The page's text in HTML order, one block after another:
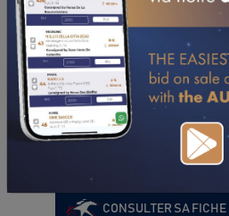
2019 2018
03/05/19 D3PRIX IDA (VINCENNES
07/03/19 4ÈMEPRIX DE BIEVILLE
25/01/19 DAPRIX DES ANCOLIES
PRIX PIERRE
CONSULTER SA FICHE